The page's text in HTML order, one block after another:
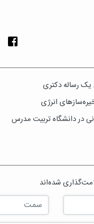
یک رساله دکتری
انرژی
در دانشگاه تربیت مدرس
شده‌اند